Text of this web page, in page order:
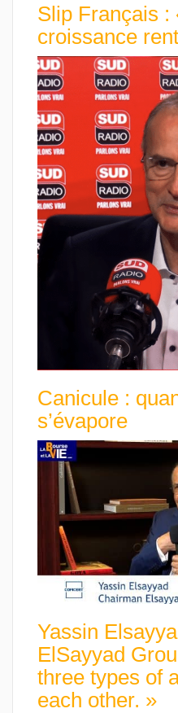
Slip Français :
croissance
Canicule :
s’évapore
Yassin
ElSayyad
three types of
each other. »